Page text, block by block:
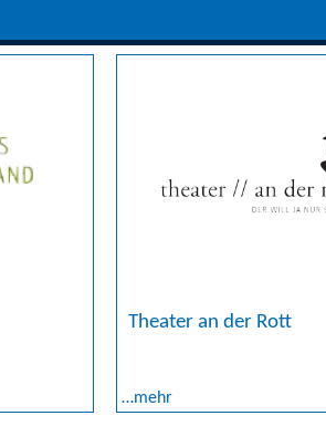
Theater an der Rott
…mehr